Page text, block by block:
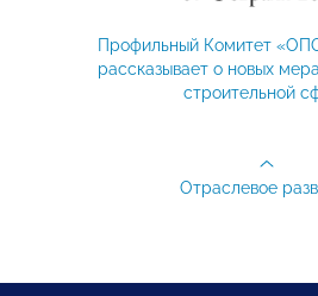
Профильный Комитет
рассказывает о новых
строительной
Отраслевое